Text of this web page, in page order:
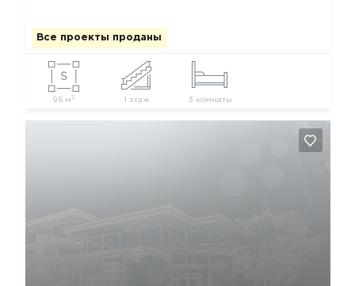
Все проекты проданы
95 м 2 1 этаж 3 комнаты